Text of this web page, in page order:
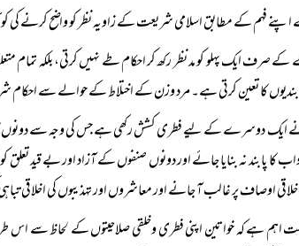
فہم کے مطابق اسلامی شریعت کے زاویہ نظر کو واضح
صرف ایک پہلو کو مد نظر رکھ کر احکام طے نہیں کرتی، بلکہ تمام
کا تعین کرتی ہے۔ مرد وزن کے اختلاط کے حوالے سے احکام
ایک دوسرے کے لیے فطری کشش رکھی ہے جس کی وجہ سے دونوں
کا پابند نہ بنایا جائے اور دونوں صنفوں کے آزاد اور بے قید تعلق
اوصاف پر غالب آ جانے اور معاشروں اور تہذیبوں کی اخلاقی
اہم ہے کہ خواتین اپنی فطری وخلقی صلاحیتوں کے لحاظ سے اس